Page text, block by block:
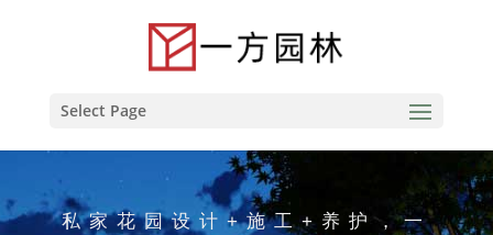
Select Page
私家花园设计+施工+养护，一